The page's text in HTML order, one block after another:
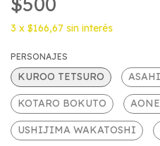
3 x $166,67 sin interés
PERSONAJES
KUROO TETSURO
KOTARO BOKUTO
USHIJIMA WAKATOSHI